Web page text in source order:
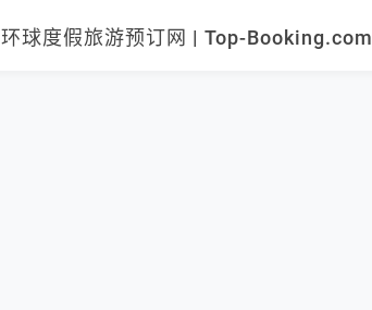
环球度假旅游预订网 | Top-Booking.com